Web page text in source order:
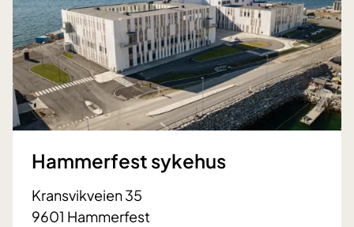
Hammerfest sykehus
Kransvikveien 35
9601 Hammerfest